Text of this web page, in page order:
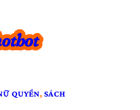
QUYỀN, SÁCH